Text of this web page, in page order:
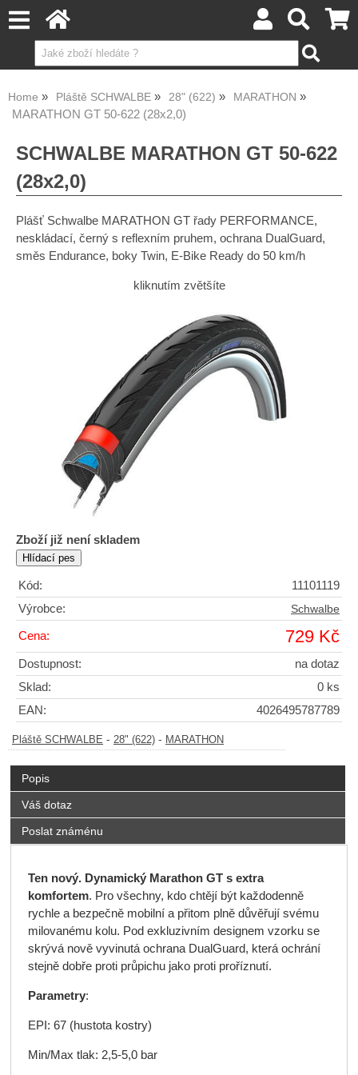
Home Pláště SCHWALBE 28" (622) MARATHON
MARATHON GT 50-622 (28x2,0)
SCHWALBE MARATHON GT 50-622
(28x2,0)
Plášť Schwalbe MARATHON GT řady PERFORMANCE,
neskládací, černý s reflexním pruhem, ochrana DualGuard,
směs Endurance, boky Twin, E-Bike Ready do 50 km/h
kliknutím zvětšíte
Zboží již není skladem
Kód:
11101119
Výrobce:
Schwalbe
Cena: 729 Kč
Dostupnost:
na dotaz
Sklad:
0 ks
EAN:
4026495787789
Pláště SCHWALBE - 28" (622) - MARATHON
Popis
Váš dotaz
Poslat známénu
Ten nový. Dynamický Marathon GT s extra
komfortem. Pro všechny, kdo chtějí být každodenně
rychle a bezpečně mobilní a přitom plně důvěřují svému
milovanému kolu. Pod exkluzivním designem vzorku se
skrývá nově vyvinutá ochrana DualGuard, která ochrání
stejně dobře proti průpichu jako proti proříznutí.
Parametry:
EPI: 67 (hustota kostry)
Min/Max tlak: 2,5-5,0 bar